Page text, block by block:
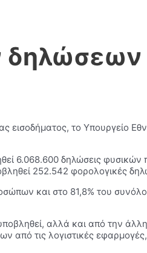
το Υπουργείο
6.068.600 δηλώσεις
252.542 φορολογικές
και στο 81,8% του
αλλά και από την άλλη
τις λογιστικές